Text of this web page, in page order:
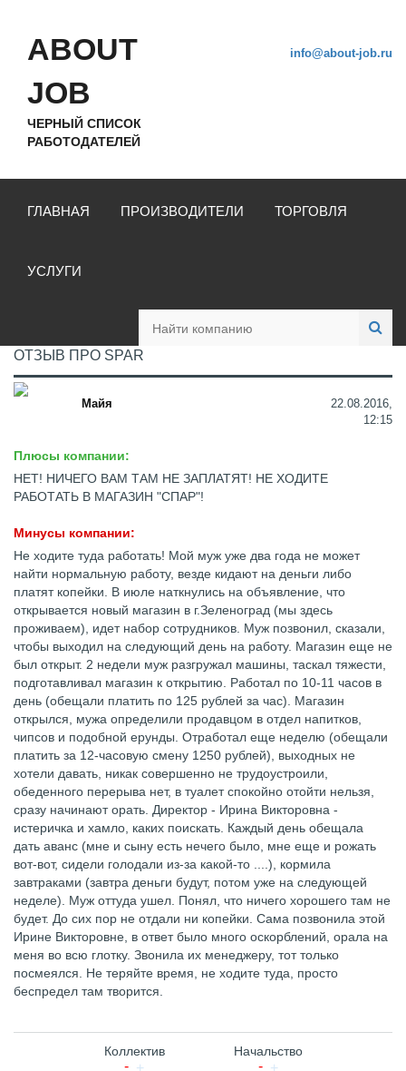
ABOUT
JOB
ЧЕРНЫЙ СПИСОК
РАБОТОДАТЕЛЕЙ
info@about-job.ru
ГЛАВНАЯ ПРОИЗВОДИТЕЛИ ТОРГОВЛЯ
УСЛУГИ
ОТЗЫВ ПРО SPAR
Майя
22.08.2016,
12:15
Плюсы компании:
НЕТ! НИЧЕГО ВАМ ТАМ НЕ ЗАПЛАТЯТ! НЕ ХОДИТЕ
РАБОТАТЬ В МАГАЗИН "СПАР"!
Минусы компании:
Не ходите туда работать! Мой муж уже два года не может
найти нормальную работу, везде кидают на деньги либо
платят копейки. В июле наткнулись на объявление, что
открывается новый магазин в г.Зеленоград (мы здесь
проживаем), идет набор сотрудников. Муж позвонил, сказали,
чтобы выходил на следующий день на работу. Магазин еще не
был открыт. 2 недели муж разгружал машины, таскал тяжести,
подготавливал магазин к открытию. Работал по 10-11 часов в
день (обещали платить по 125 рублей за час). Магазин
открылся, мужа определили продавцом в отдел напитков,
чипсов и подобной ерунды. Отработал еще неделю (обещали
платить за 12-часовую смену 1250 рублей), выходных не
хотели давать, никак совершенно не трудоустроили,
обеденного перерыва нет, в туалет спокойно отойти нельзя,
сразу начинают орать. Директор - Ирина Викторовна -
истеричка и хамло, каких поискать. Каждый день обещала
дать аванс (мне и сыну есть нечего было, мне еще и рожать
вот-вот, сидели голодали из-за какой-то ....), кормила
завтраками (завтра деньги будут, потом уже на следующей
неделе). Муж оттуда ушел. Понял, что ничего хорошего там не
будет. До сих пор не отдали ни копейки. Сама позвонила этой
Ирине Викторовне, в ответ было много оскорблений, орала на
меня во всю глотку. Звонила их менеджеру, тот только
посмеялся. Не теряйте время, не ходите туда, просто
беспредел там творится.
Коллектив Начальство